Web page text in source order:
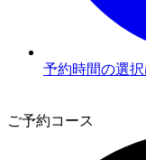
予約時間の選
ご予約コース